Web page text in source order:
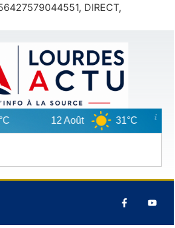
DIRECT,
12 Août 31°C